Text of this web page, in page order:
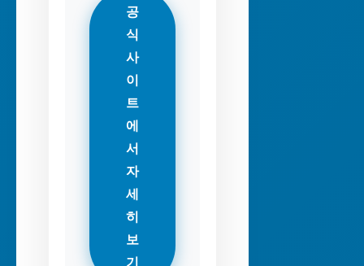
공
식
사
이
트
에
서
자
세
히
보
기